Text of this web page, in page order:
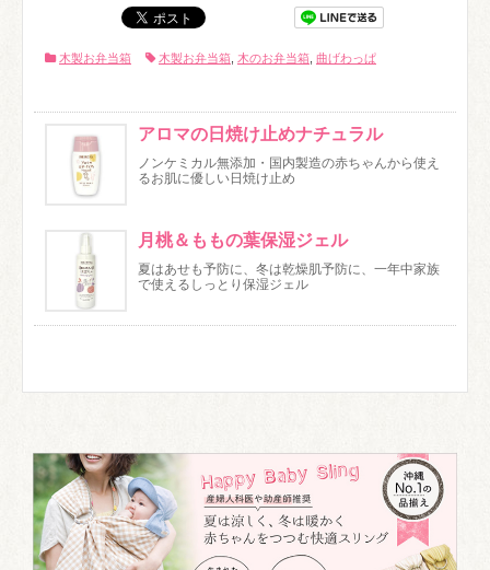
木製お弁当箱 木製お弁当箱 木のお弁当箱 曲げわっぱ
アロマの日焼け止めナチュラル
ノンケミカル無添加・国内製造の赤ちゃんから使え
るお肌に優しい日焼け止め
月桃＆ももの葉保湿ジェル
夏はあせも予防に、冬は乾燥肌予防に、一年中家族
で使えるしっとり保湿ジェル